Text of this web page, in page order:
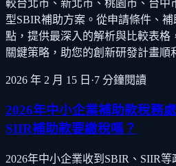
較台北市、新北市、桃園市、台中
型SBIR補助方案。從申請條件、
點，提供最深入的解析與比較表格
關鍵策略，助您的創新研發計畫順
2026 年 2 月 15 日 ·7 分鐘閱讀
2026年中小企業補助款稅務
SIIR補助款要繳稅嗎？
2026年中小企業收到SBIR、SIIR